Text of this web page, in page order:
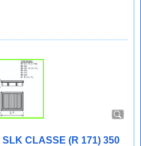
CLASSE (R 171) 350